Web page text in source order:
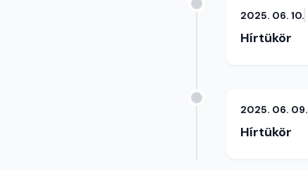
2025. 06. 10.
Hírtükör
2025. 06. 09.
Hírtükör